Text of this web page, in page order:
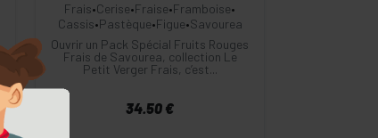
Frais•Cerise•Fraise•Framboise•
Cassis•Pastèque•Figue•Savourea
Ouvrir un Pack Spécial Fruits Rouges
Frais de Savourea, collection Le
Petit Verger Frais, c’est...
34.50 €